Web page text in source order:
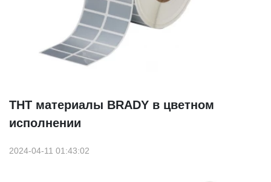
THT материалы BRADY в цветном
исполнении
2024-04-11 01:43:02